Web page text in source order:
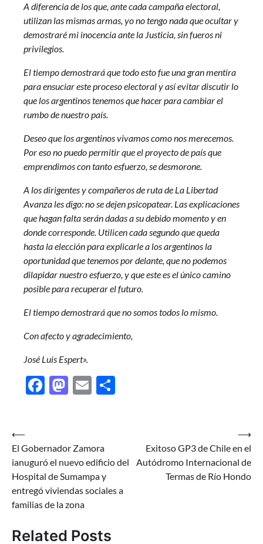
A diferencia de los que, ante cada campaña electoral,
utilizan las mismas armas, yo no tengo nada que ocultar y
demostraré mi inocencia ante la Justicia, sin fueros ni
privilegios.
El tiempo demostrará que todo esto fue una gran mentira
para ensuciar este proceso electoral y así evitar discutir lo
que los argentinos tenemos que hacer para cambiar el
rumbo de nuestro país.
Deseo que los argentinos vivamos como nos merecemos.
Por eso no puedo permitir que el proyecto de país que
emprendimos con tanto esfuerzo, se desmorone.
A los dirigentes y compañeros de ruta de La Libertad
Avanza les digo: no se dejen psicopatear. Las explicaciones
que hagan falta serán dadas a su debido momento y en
donde corresponde. Utilicen cada segundo que queda
hasta la elección para explicarle a los argentinos la
oportunidad que tenemos por delante, que no podemos
dilapidar nuestro esfuerzo, y que este es el único camino
posible para recuperar el futuro.
El tiempo demostrará que no somos todos lo mismo.
Con afecto y agradecimiento,
José Luis Espert».
Facebook
Mastodon
Email
Navegación
de
entradas
⟵
El Gobernador Zamora
ianuguró el nuevo edificio del
Hospital de Sumampa y
entregó viviendas sociales a
familias de la zona
Exitoso GP3 de Chile en el
Autódromo Internacional de
Termas de Río Hondo
⟶
Related Posts